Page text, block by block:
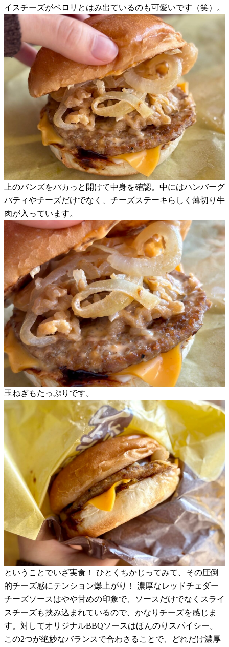
イスチーズがペロリとはみ出ているのも可愛いです（笑）。
上のバンズをパカっと開けて中身を確認。中にはハンバーグ
パティやチーズだけでなく、チーズステーキらしく薄切り牛
肉が入っています。
玉ねぎもたっぷりです。
ということでいざ実食！ ひとくちかじってみて、その圧倒
的チーズ感にテンション爆上がり！ 濃厚なレッドチェダー
チーズソースはやや甘めの印象で、ソースだけでなくスライ
スチーズも挟み込まれているので、かなりチーズを感じま
す。対してオリジナルBBQソースはほんのりスパイシー。
この2つが絶妙なバランスで合わさることで、どれだけ濃厚